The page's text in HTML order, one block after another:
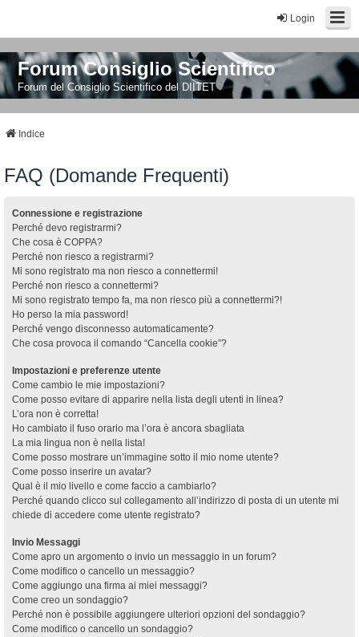
Login
Forum Consiglio Scientifico
Forum del Consiglio Scientifico del DIITET
Indice
FAQ (Domande Frequenti)
Connessione e registrazione
Perché devo registrarmi?
Che cosa è COPPA?
Perché non riesco a registrarmi?
Mi sono registrato ma non riesco a connettermi!
Perché non riesco a connettermi?
Mi sono registrato tempo fa, ma non riesco più a connettermi?!
Ho perso la mia password!
Perché vengo disconnesso automaticamente?
Che cosa provoca il comando “Cancella cookie”?
Impostazioni e preferenze utente
Come cambio le mie impostazioni?
Come posso evitare di apparire nella lista degli utenti in linea?
L’ora non è corretta!
Ho cambiato il fuso orario ma l’ora è ancora sbagliata
La mia lingua non è nella lista!
Come posso mostrare un’immagine sotto il mio nome utente?
Come posso inserire un avatar?
Qual è il mio livello e come faccio a cambiarlo?
Perché quando clicco sul collegamento all’indirizzo di posta di un utente mi
chiede di accedere come utente registrato?
Invio Messaggi
Come apro un argomento o invio un messaggio in un forum?
Come modifico o cancello un messaggio?
Come aggiungo una firma ai miei messaggi?
Come creo un sondaggio?
Perché non è possibile aggiungere ulteriori opzioni del sondaggio?
Come modifico o cancello un sondaggio?